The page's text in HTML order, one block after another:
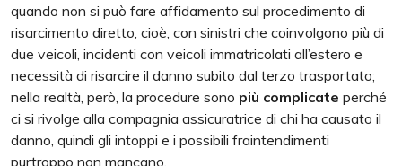
quando non si può fare affidamento sul procedimento di
risarcimento diretto, cioè, con sinistri che coinvolgono più di
due veicoli, incidenti con veicoli immatricolati all’estero e
necessità di risarcire il danno subito dal terzo trasportato;
nella realtà, però, la procedure sono più complicate perché
ci si rivolge alla compagnia assicuratrice di chi ha causato il
danno, quindi gli intoppi e i possibili fraintendimenti
purtroppo non mancano.